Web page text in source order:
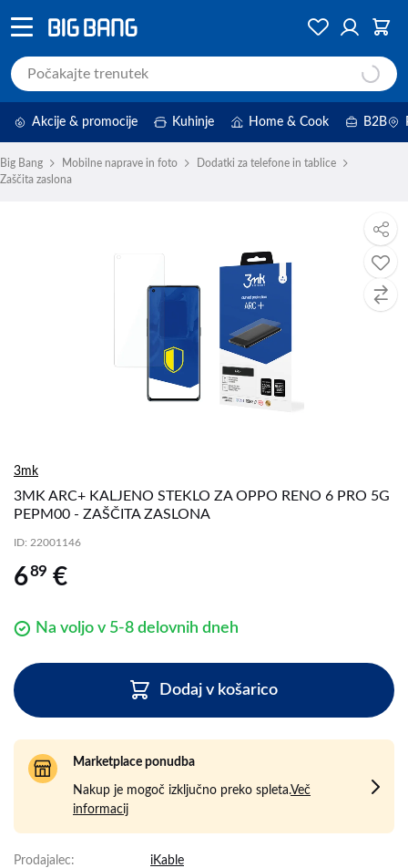
Akcije & promocije Kuhinje Home & Cook B2B
Big Bang Mobilne naprave in foto
Dodatki za telefone in tablice
Zaščita zaslona
3mk
3MK ARC+ KALJENO STEKLO ZA OPPO RENO 6 PRO 5G
PEPM00 - ZAŠČITA ZASLONA
ID: 22001146
689 €
Na voljo v 5-8 delovnih dneh
Dodaj v košarico
Marketplace ponudba
Nakup je mogoč izključno preko spleta.Več
informacij
Prodajalec:
iKable